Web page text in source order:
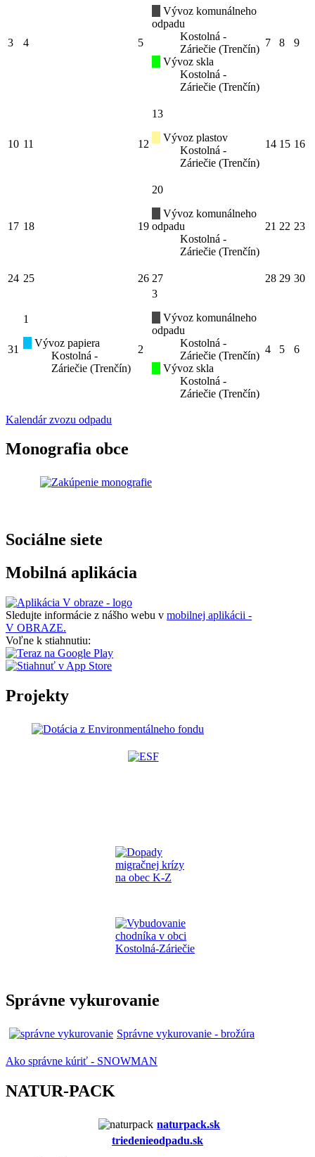
3 4 5
Vývoz komunálneho
odpadu
Kostolná -
Záriečie (Trenčín)
Vývoz skla
Kostolná -
Záriečie (Trenčín)
7 8 9
10 11 12
13
Vývoz plastov
Kostolná -
Záriečie (Trenčín)
14 15 16
17 18 19
20
Vývoz komunálneho
odpadu
Kostolná -
Záriečie (Trenčín)
21 22 23
24 25 26 27 28 29 30
31
1
Vývoz papiera
Kostolná -
Záriečie (Trenčín)
2
3
Vývoz komunálneho
odpadu
Kostolná -
Záriečie (Trenčín)
Vývoz skla
Kostolná -
Záriečie (Trenčín)
4 5 6
Kalendár zvozu odpadu
Monografia obce
Sociálne siete
Mobilná aplikácia
Sledujte informácie z nášho webu v mobilnej aplikácii -
V OBRAZE.
Voľne k stiahnutiu:
Projekty
Správne vykurovanie
Správne vykurovanie - brožúra
Ako správne kúriť - SNOWMAN
NATUR-PACK
naturpack.sk
triedenieodpadu.sk